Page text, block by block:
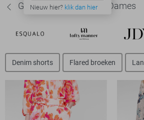
Nieuw hier? klik dan hier
Geisha Korte broeken - Dames
Denim shorts Flared broeken